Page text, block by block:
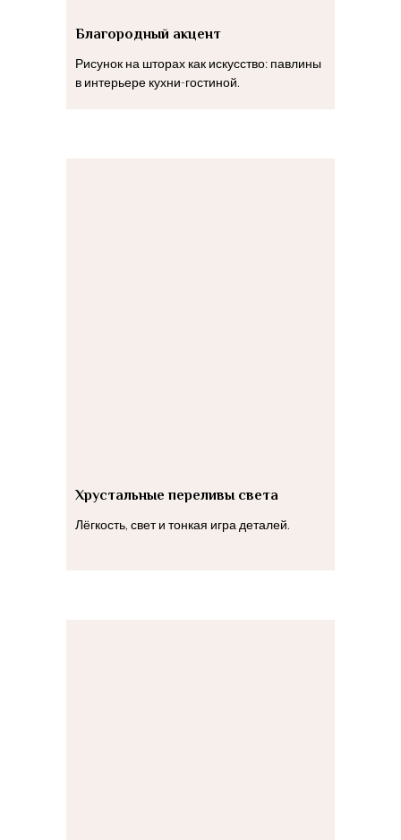
Благородный акцент
Рисунок на шторах как искусство: павлины
в интерьере кухни-гостиной.
Хрустальные переливы света
Лёгкость, свет и тонкая игра деталей.